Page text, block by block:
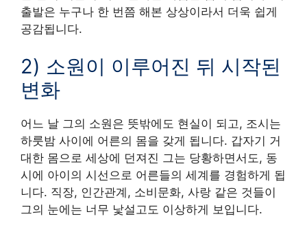
출발은 누구나 한 번쯤 해본 상상이라서 더욱 쉽게
공감됩니다.
2) 소원이 이루어진 뒤 시작된
변화
어느 날 그의 소원은 뜻밖에도 현실이 되고, 조시는
하룻밤 사이에 어른의 몸을 갖게 됩니다. 갑자기 거
대한 몸으로 세상에 던져진 그는 당황하면서도, 동
시에 아이의 시선으로 어른들의 세계를 경험하게 됩
니다. 직장, 인간관계, 소비문화, 사랑 같은 것들이
그의 눈에는 너무 낯설고도 이상하게 보입니다.